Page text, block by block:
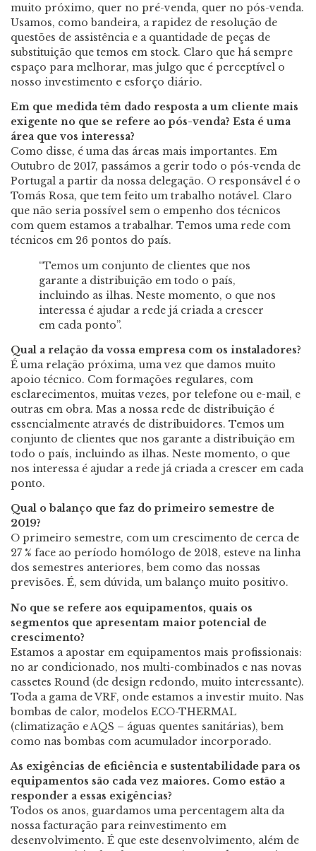
muito próximo, quer no pré-venda, quer no pós-venda.
Usamos, como bandeira, a rapidez de resolução de
questões de assistência e a quantidade de peças de
substituição que temos em stock. Claro que há sempre
espaço para melhorar, mas julgo que é perceptível o
nosso investimento e esforço diário.
Em que medida têm dado resposta a um cliente mais
exigente no que se refere ao pós-venda? Esta é uma
área que vos interessa?
Como disse, é uma das áreas mais importantes. Em
Outubro de 2017, passámos a gerir todo o pós-venda de
Portugal a partir da nossa delegação. O responsável é o
Tomás Rosa, que tem feito um trabalho notável. Claro
que não seria possível sem o empenho dos técnicos
com quem estamos a trabalhar. Temos uma rede com
técnicos em 26 pontos do país.
“Temos um conjunto de clientes que nos
garante a distribuição em todo o país,
incluindo as ilhas. Neste momento, o que nos
interessa é ajudar a rede já criada a crescer
em cada ponto”.
Qual a relação da vossa empresa com os instaladores?
É uma relação próxima, uma vez que damos muito
apoio técnico. Com formações regulares, com
esclarecimentos, muitas vezes, por telefone ou e-mail, e
outras em obra. Mas a nossa rede de distribuição é
essencialmente através de distribuidores. Temos um
conjunto de clientes que nos garante a distribuição em
todo o país, incluindo as ilhas. Neste momento, o que
nos interessa é ajudar a rede já criada a crescer em cada
ponto.
Qual o balanço que faz do primeiro semestre de
2019?
O primeiro semestre, com um crescimento de cerca de
27 % face ao período homólogo de 2018, esteve na linha
dos semestres anteriores, bem como das nossas
previsões. É, sem dúvida, um balanço muito positivo.
No que se refere aos equipamentos, quais os
segmentos que apresentam maior potencial de
crescimento?
Estamos a apostar em equipamentos mais profissionais:
no ar condicionado, nos multi-combinados e nas novas
cassetes Round (de design redondo, muito interessante).
Toda a gama de VRF, onde estamos a investir muito. Nas
bombas de calor, modelos ECO-THERMAL
(climatização e AQS – águas quentes sanitárias), bem
como nas bombas com acumulador incorporado.
As exigências de eficiência e sustentabilidade para os
equipamentos são cada vez maiores. Como estão a
responder a essas exigências?
Todos os anos, guardamos uma percentagem alta da
nossa facturação para reinvestimento em
desenvolvimento. É que este desenvolvimento, além de